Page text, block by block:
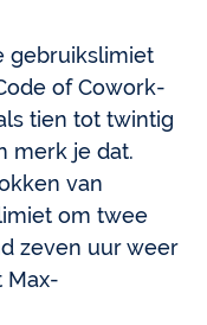
gebruikslimiet
of Cowork-
tien tot twintig
merk je dat.
van
om twee
zeven uur weer
Max-